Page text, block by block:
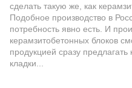
сделать такую же, как
Подобное производство в
потребность явно есть. И
керамзитобетонных блоков
продукцией сразу
кладки...